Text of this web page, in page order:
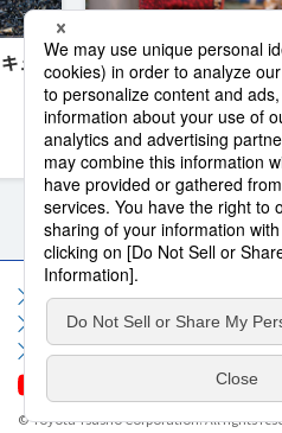
ュ
アフリカと共に歩み
豊田通商の挑戦
#アフリカ
サイトマップ サイト利用規約
ソーシャルメディア利用規約
情
お問い合わせ
よくいただく
© Toyota Tsusho Corporation. All rights